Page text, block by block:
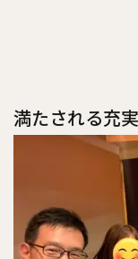
満たされる充